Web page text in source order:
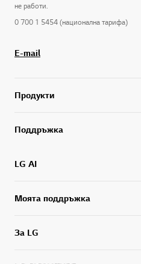
не работи.
0 700 1 5454 (национална тарифа)
E-mail
Продукти
Поддръжка
LG AI
Моята поддръжка
За LG